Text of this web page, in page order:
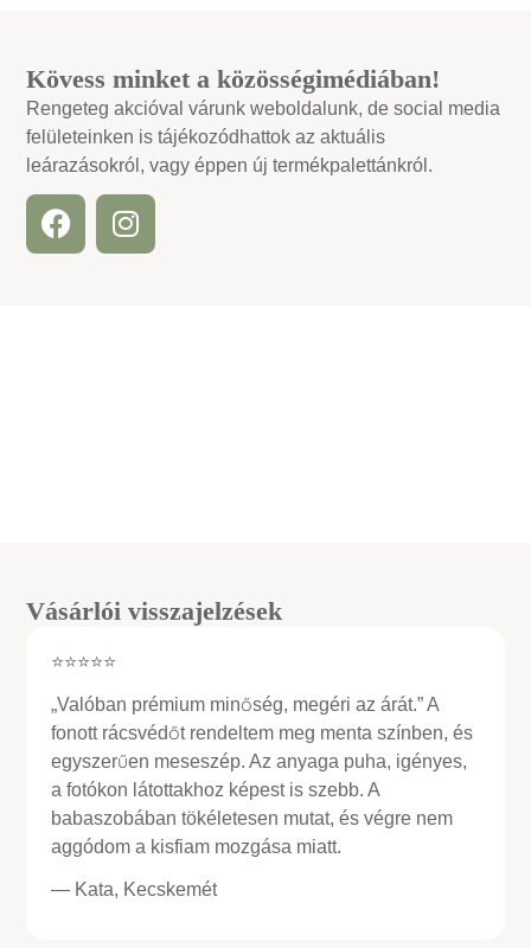
Kövess minket a közösségimédiában!
Rengeteg akcióval várunk weboldalunk, de social media
felületeinken is tájékozódhattok az aktuális
leárazásokról, vagy éppen új termékpalettánkról.
Vásárlói visszajelzések
⭐⭐⭐⭐⭐
„Valóban prémium minőség, megéri az árát.” A
fonott rácsvédőt rendeltem meg menta színben, és
egyszerűen meseszép. Az anyaga puha, igényes,
a fotókon látottakhoz képest is szebb. A
babaszobában tökéletesen mutat, és végre nem
aggódom a kisfiam mozgása miatt.
— Kata, Kecskemét